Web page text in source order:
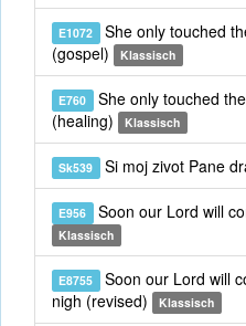
E1072 She only touched
(gospel)
Klassisch
E760 She only touched
(healing)
Klassisch
Sk539 Si moj zivot Pane
E956 Soon our Lord will
Klassisch
E8755 Soon our Lord will
nigh (revised)
Klassisch